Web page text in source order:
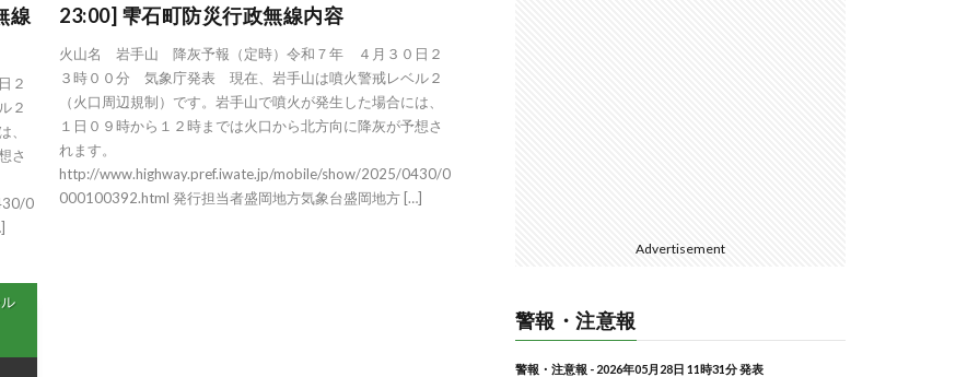
線
２
２
、
さ
0
23:00] 雫石町防災行政無線内容
火山名 岩手山 降灰予報（定時）令和７年 ４月３０日２
３時００分 気象庁発表 現在、岩手山は噴火警戒レベル２
（火口周辺規制）です。岩手山で噴火が発生した場合には、
１日０９時から１２時までは火口から北方向に降灰が予想さ
れます。
http://www.highway.pref.iwate.jp/mobile/show/2025/0430/0
000100392.html 発行担当者盛岡地方気象台盛岡地方 […]
Advertisement
警報・注意報
警報・注意報 - 2026年05月28日 11時31分 発表